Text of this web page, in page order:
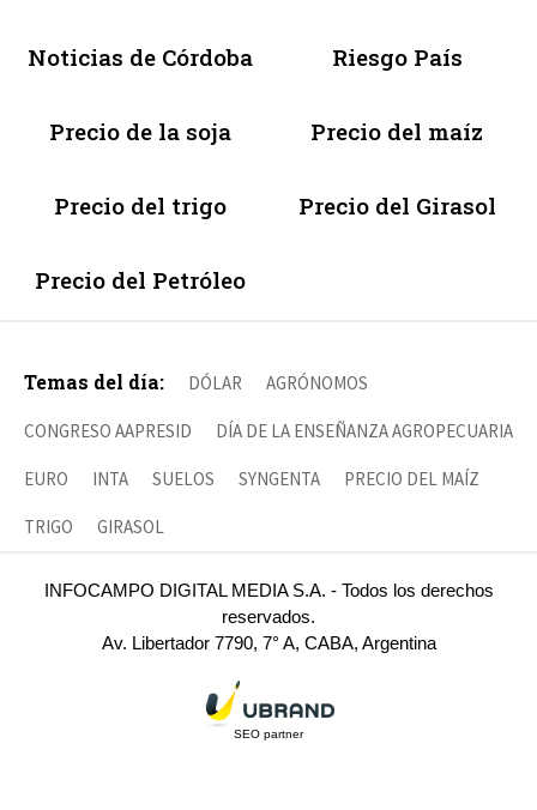
Noticias de Córdoba Riesgo País
Precio de la soja Precio del maíz
Precio del trigo Precio del Girasol
Precio del Petróleo
Temas del día: DÓLAR AGRÓNOMOS
CONGRESO AAPRESID DÍA DE LA ENSEÑANZA AGROPECUARIA
EURO INTA SUELOS SYNGENTA PRECIO DEL MAÍZ
TRIGO GIRASOL
INFOCAMPO DIGITAL MEDIA S.A. - Todos los derechos
reservados.
Av. Libertador 7790, 7° A, CABA, Argentina
SEO partner